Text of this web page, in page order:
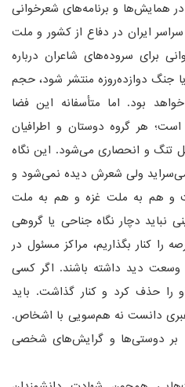
همایش‌ها و برنامه‌های شعرخوانی
ایران در دفاع از کشور و ملت
برای سروده‌های شاعران درباره
جنگ دوازده‌روزه منتشر شود، حجم
خواهد بود. اما متأسفانه این فضا
هر گروه دوستان و اطرافیان
تنگ و انحصاری می‌شود. این نگاه
ولی شعرش دیده نمی‌شود و
و هم به ملت غزه و هم به ملت
نباید دچار نگاه جناحی یا گروهی
را کنار بگذاریم، مراکز مسئول در
و وسعت دید داشته باشند. اگر کسی
را حذف کرد و کنار گذاشت. باید
دانست نه هم‌سویی با اشخاص.
بر دوستی‌ها و گرایش‌های شخصی